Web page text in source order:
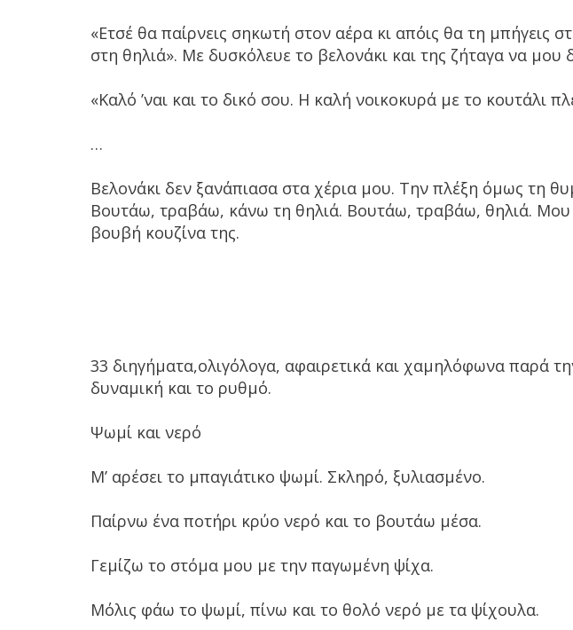
«Ετσέ θα παίρνεις σηκωτή στον αέρα κι απόις θα τη μπήγεις
στη θηλιά». Με δυσκόλευε το βελονάκι και της ζήταγα να μου
«Καλό ’ναι και το δικό σου. Η καλή νοικοκυρά με το κουτάλι
…
Βελονάκι δεν ξανάπιασα στα χέρια μου. Την πλέξη όμως τη
Βουτάω, τραβάω, κάνω τη θηλιά. Βουτάω, τραβάω, θηλιά. Μου
βουβή κουζίνα της.
33 διηγήματα,ολιγόλογα, αφαιρετικά και χαμηλόφωνα παρά
δυναμική και το ρυθμό.
Ψωμί και νερό
Μ’ αρέσει το μπαγιάτικο ψωμί. Σκληρό, ξυλιασμένο.
Παίρνω ένα ποτήρι κρύο νερό και το βουτάω μέσα.
Γεμίζω το στόμα μου με την παγωμένη ψίχα.
Μόλις φάω το ψωμί, πίνω και το θολό νερό με τα ψίχουλα.